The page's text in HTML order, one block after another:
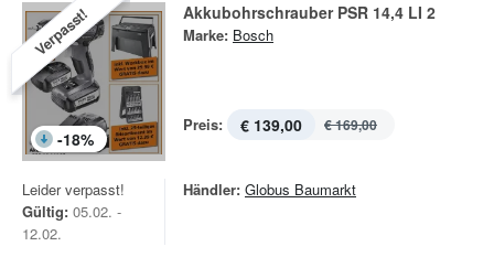
Verpasst!
-18%
Akkubohrschrauber PSR 14,4 LI 2
Marke: Bosch
Preis: € 139,00 € 169,00
Leider verpasst!
Gültig: 05.02. -
12.02.
Händler: Globus Baumarkt